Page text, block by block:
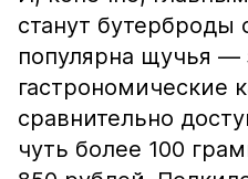
станут бутерброды
популярна щучья —
гастрономические
сравнительно
чуть более 100